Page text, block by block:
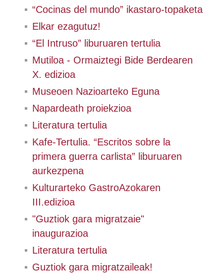
“Cocinas del mundo” ikastaro-topaketa
Elkar ezagutuz!
“El Intruso” liburuaren tertulia
Mutiloa - Ormaiztegi Bide Berdearen
X. edizioa
Museoen Nazioarteko Eguna
Napardeath proiekzioa
Literatura tertulia
Kafe-Tertulia. “Escritos sobre la
primera guerra carlista” liburuaren
aurkezpena
Kulturarteko GastroAzokaren
III.edizioa
"Guztiok gara migratzaie"
inaugurazioa
Literatura tertulia
Guztiok gara migratzaileak!